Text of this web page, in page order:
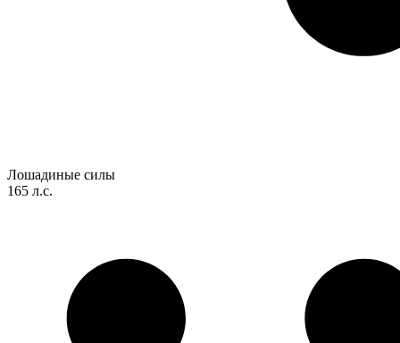
Лошадиные силы
165 л.с.